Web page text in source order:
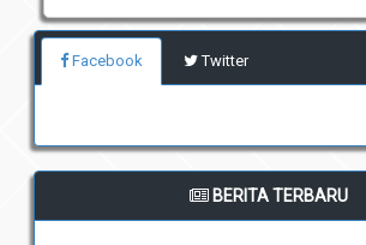
Facebook Twitter
BERITA TERBARU